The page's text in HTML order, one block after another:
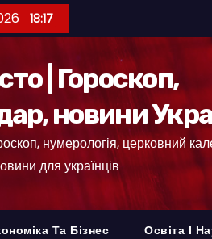
18:17
| Гороскоп,
новини
нумерологія, церковний
для українців
Та Бізнес Освіта І